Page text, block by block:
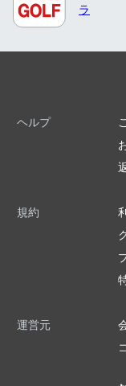
ラ
ヘルプ
規約
運営元